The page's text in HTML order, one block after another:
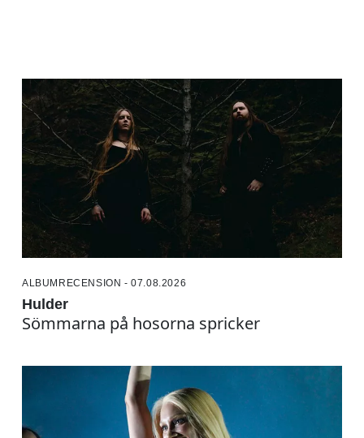
ALBUMRECENSION - 07.08.2026
Hulder
Sömmarna på hosorna spricker